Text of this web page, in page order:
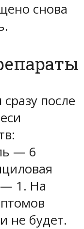
снова
после
— 6
1. На
не будет.